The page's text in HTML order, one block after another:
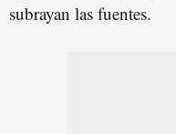
subrayan las fuentes.